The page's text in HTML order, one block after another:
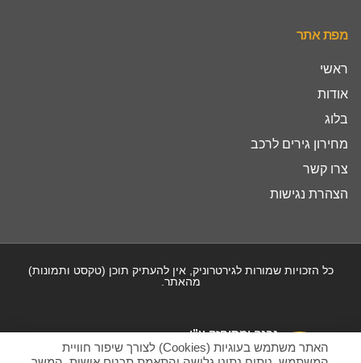
מפת אתר
ראשי
אודות
בלוג
מחירון גירים לרכב
צרו קשר
הצהרת נגישות
כל הזכויות שמורות לגירטרוניק, אין להעתיק תוכן (טקסט ותמונות)
מהאתר.
נבנה ומתוחזק ע”י
האתר משתמש בעוגיות (Cookies) לצורך שיפור חוויית